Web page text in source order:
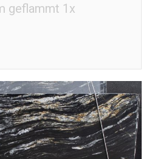
geflammt 1x